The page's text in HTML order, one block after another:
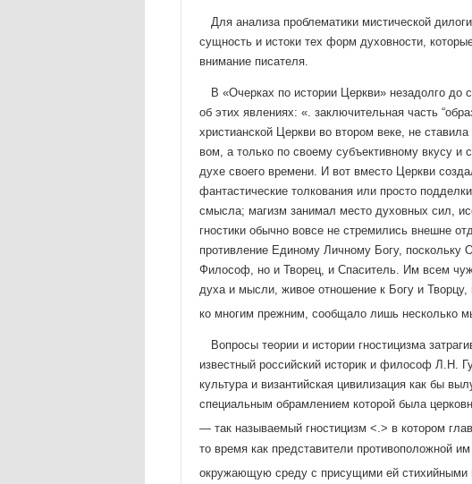
Для анализа проблематики мистической
сущность и истоки тех форм духовности,
внимание писателя.
В «Очерках по истории Церкви» незадолго до
об этих явлениях: «. заключительная часть
христианской Церкви во втором веке, не
вом, а только по своему субъективному вкусу и
духе своего време­ни. И вот вместо Церкви
фантастические толкования или просто
смысла; магизм занимал место духовных сил,
гностики обычно вовсе не стреми­лись внешне
противление Единому Личному Богу, поскольку
Философ, но и Тво­рец, и Спаситель. Им всем
духа и мысли, живое отношение к Богу и Творцу,
ко многим прежним, сообщало лишь несколько
Вопросы теории и истории гностицизма
известный российский историк и философ Л.Н.
культура и византийская цивилизация как бы
специальным обрамлением которой была
— так называемый гностицизм <.> в котором
то время как представители противоположной
окружающую среду с присущими ей стихийными